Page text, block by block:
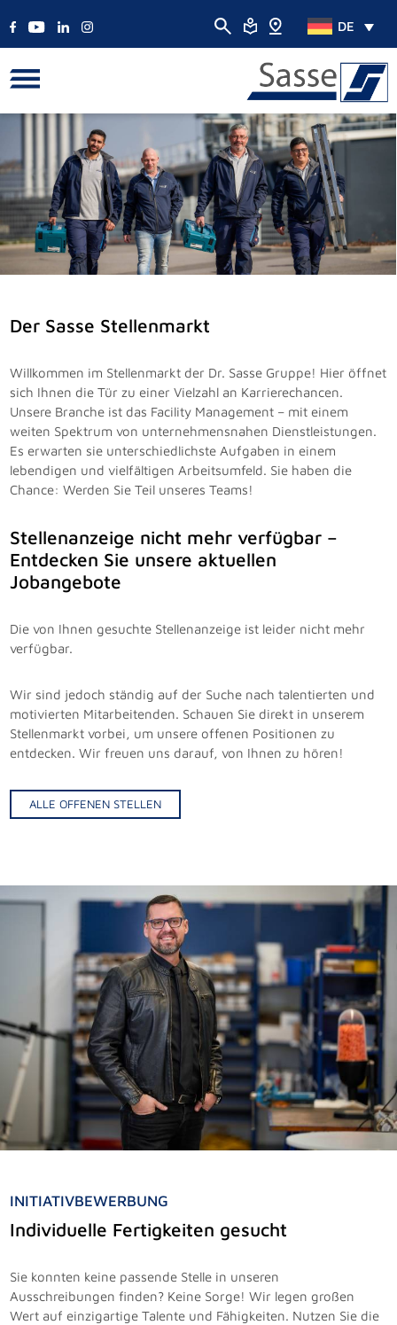
DE
Der Sasse Stellenmarkt
Willkommen im Stellenmarkt der Dr. Sasse Gruppe! Hier öffnet
sich Ihnen die Tür zu einer Vielzahl an Karrierechancen.
Unsere Branche ist das Facility Management – mit einem
weiten Spektrum von unternehmensnahen Dienstleistungen.
Es erwarten sie unterschiedlichste Aufgaben in einem
lebendigen und vielfältigen Arbeitsumfeld. Sie haben die
Chance: Werden Sie Teil unseres Teams!
Stellenanzeige nicht mehr verfügbar –
Entdecken Sie unsere aktuellen
Jobangebote
Die von Ihnen gesuchte Stellenanzeige ist leider nicht mehr
verfügbar.
Wir sind jedoch ständig auf der Suche nach talentierten und
motivierten Mitarbeitenden. Schauen Sie direkt in unserem
Stellenmarkt vorbei, um unsere offenen Positionen zu
entdecken. Wir freuen uns darauf, von Ihnen zu hören!
ALLE OFFENEN STELLEN
INITIATIVBEWERBUNG
Individuelle Fertigkeiten gesucht
Sie konnten keine passende Stelle in unseren
Ausschreibungen finden? Keine Sorge! Wir legen großen
Wert auf einzigartige Talente und Fähigkeiten. Nutzen Sie die